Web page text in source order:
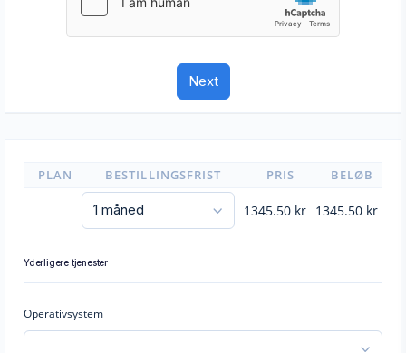
PLAN BESTILLINGSFRIST PRIS BELØB
1345.50 kr 1345.50 kr
Yderligere tjenester
Operativsystem